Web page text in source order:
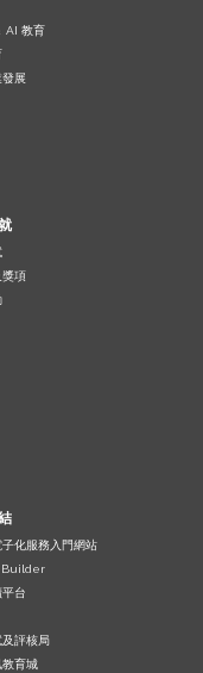
AI 教育
展
項
化服務入門網站
Builder
台
評核局
教育城